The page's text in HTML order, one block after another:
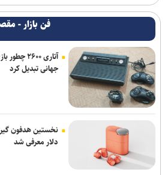
فن بازار -
آتاری
جهانی تبدیل کرد
دلار معرفی شد